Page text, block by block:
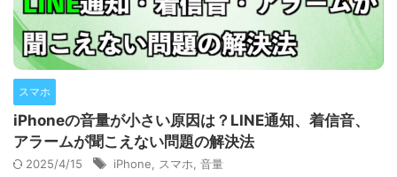
スマホ
iPhoneの音量が小さい原因は？LINE通知、着信音、
アラームが聞こえない問題の解決法
2025/4/15 iPhone スマホ 音量